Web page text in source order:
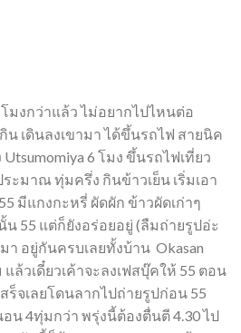
มงกว่าแล้ว ไม่อยากไปไหนต่อ
น เดินลงเขามา ได้ขึ้นรถไฟ สายนิค
6 โมง ขึ้นรถไฟเที่ยว
ะมาณ ทุ่มครึ่ง กินข้าวเย็น เริ่มเอา
มีแกงกะหรี่ ผัดผัก ข้าวผัดเก่าๆ
55 แต่ก็ยังอร่อยอยู่ (ลืมถ่ายรูปอ่ะ
า อยู่กันครบเลยทั้งบ้าน Okasan
ล้วเดี๋ยวเค้าจะลงเฟสบุ๊คให้ 55 ตอน
ร็จเลยโดนลากไปถ่ายรูปก่อน 55
น 4ทุ่มกว่า พรุ่งนี้ต้องตื่นตี 4.30 ไป